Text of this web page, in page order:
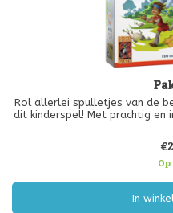
Rol allerlei spulletjes van de
dit kinderspel! Met prachtig
In